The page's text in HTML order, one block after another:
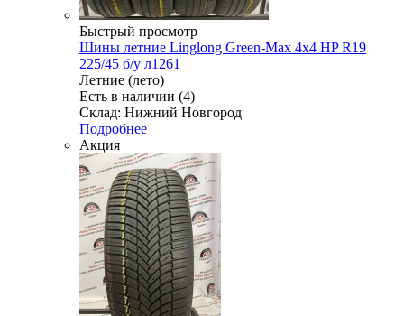
Быстрый просмотр
Шины летние Linglong Green-Max 4x4 HP R19
225/45 б/у л1261
Летние (лето)
Есть в наличии (4)
Склад: Нижний Новгород
Подробнее
Акция